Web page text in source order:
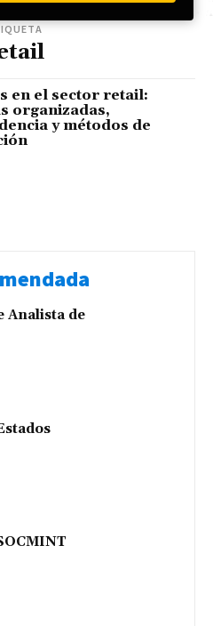
en el sector retail:
organizadas,
y métodos de
Analista de